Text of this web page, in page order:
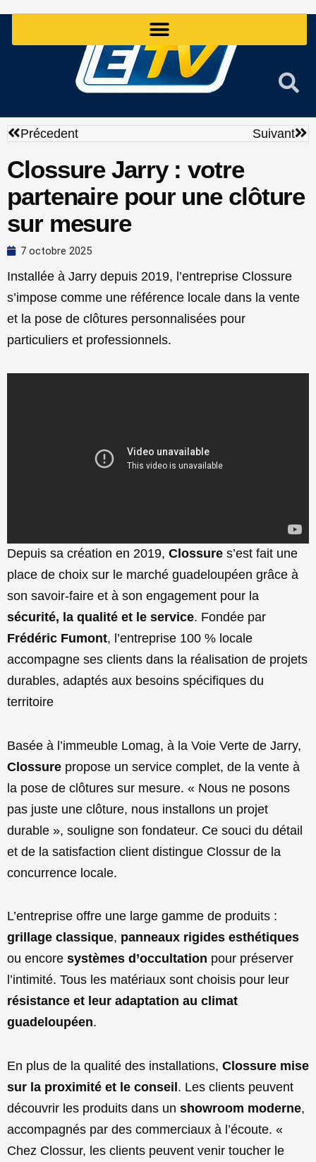
Précédent
Précedent Suivant
Clossure Jarry : votre
partenaire pour une clôture
sur mesure
7 octobre 2025
Installée à Jarry depuis 2019, l’entreprise Clossure
s’impose comme une référence locale dans la vente
et la pose de clôtures personnalisées pour
particuliers et professionnels.
Depuis sa création en 2019, Clossure s’est fait une
place de choix sur le marché guadeloupéen grâce à
son savoir-faire et à son engagement pour la
sécurité, la qualité et le service. Fondée par
Frédéric Fumont, l’entreprise 100 % locale
accompagne ses clients dans la réalisation de projets
durables, adaptés aux besoins spécifiques du
territoire
Basée à l’immeuble Lomag, à la Voie Verte de Jarry,
Clossure propose un service complet, de la vente à
la pose de clôtures sur mesure. « Nous ne posons
pas juste une clôture, nous installons un projet
durable », souligne son fondateur. Ce souci du détail
et de la satisfaction client distingue Clossur de la
concurrence locale.
L’entreprise offre une large gamme de produits :
grillage classique, panneaux rigides esthétiques
ou encore systèmes d’occultation pour préserver
l’intimité. Tous les matériaux sont choisis pour leur
résistance et leur adaptation au climat
guadeloupéen.
En plus de la qualité des installations, Clossure mise
sur la proximité et le conseil. Les clients peuvent
découvrir les produits dans un showroom moderne,
accompagnés par des commerciaux à l’écoute. «
Chez Clossur, les clients peuvent venir toucher le